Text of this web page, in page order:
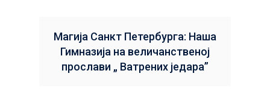
Магија Санкт Петербурга: Наша
Гимназија на величанственој
прослави „ Ватрених једара”